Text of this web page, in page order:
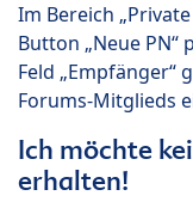
Im Bereich
Button „Neue
Feld „Empfänger“
Forums-Mitglieds
Ich möchte
erhalten!